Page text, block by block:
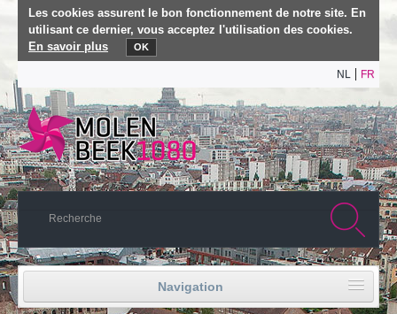
Les cookies assurent le bon fonctionnement de notre site. En
utilisant ce dernier, vous acceptez l'utilisation des cookies.
En savoir plus
OK
NL FR
Navigation